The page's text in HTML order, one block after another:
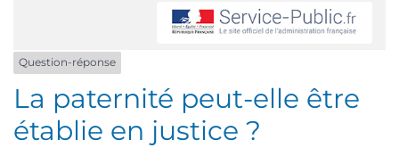
Question-réponse
La paternité peut-elle être
établie en justice ?